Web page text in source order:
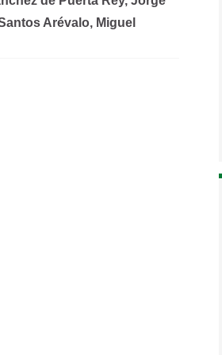
Arévalo, Miguel